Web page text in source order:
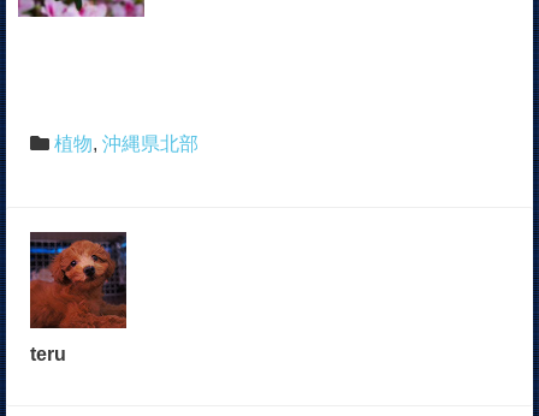
植物, 沖縄県北部
teru